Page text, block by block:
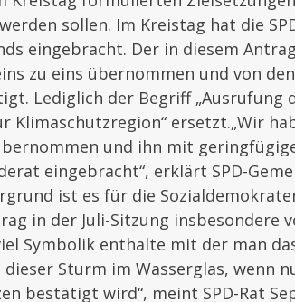
sollen. Im Kreistag hat die
eingebracht. Der in diesem
zu eins übernommen und von den
Lediglich der Begriff „Ausrufung
Klimaschutzregion“ ersetzt.„Wir
und ihn mit
eingebracht“, erklärt SPD-
ist es für die
in der Juli-Sitzung insbesondere
Symbolik enthalte mit der man
Sturm im Wasserglas, wenn
bestätigt wird“, meint SPD-Rat